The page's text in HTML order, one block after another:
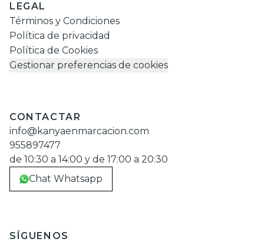
LEGAL
Términos y Condiciones
Política de privacidad
Política de Cookies
Gestionar preferencias de cookies
CONTACTAR
info@kanyaenmarcacion.com
955897477
de 10:30 a 14:00 y de 17:00 a 20:30
Chat Whatsapp
SÍGUENOS